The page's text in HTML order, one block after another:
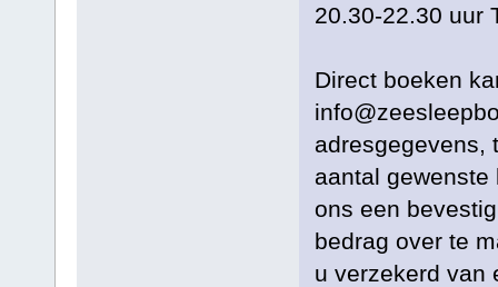
20.30-22.30 uur
Direct boeken
adresgegevens,
aantal
ons een
bedrag over te
u verzekerd van